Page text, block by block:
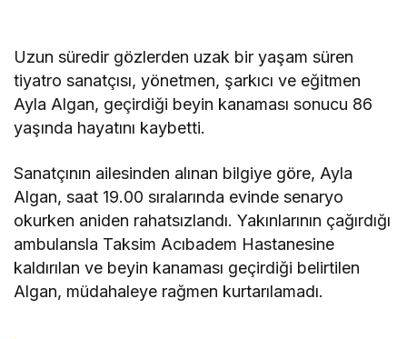
Uzun süredir gözlerden uzak bir yaşam süren
tiyatro sanatçısı, yönetmen, şarkıcı ve eğitmen
Ayla Algan, geçirdiği beyin kanaması sonucu 86
yaşında hayatını kaybetti.
Sanatçının ailesinden alınan bilgiye göre, Ayla
Algan, saat 19.00 sıralarında evinde senaryo
okurken aniden rahatsızlandı. Yakınlarının çağırdığı
ambulansla Taksim Acıbadem Hastanesine
kaldırılan ve beyin kanaması geçirdiği belirtilen
Algan, müdahaleye rağmen kurtarılamadı.